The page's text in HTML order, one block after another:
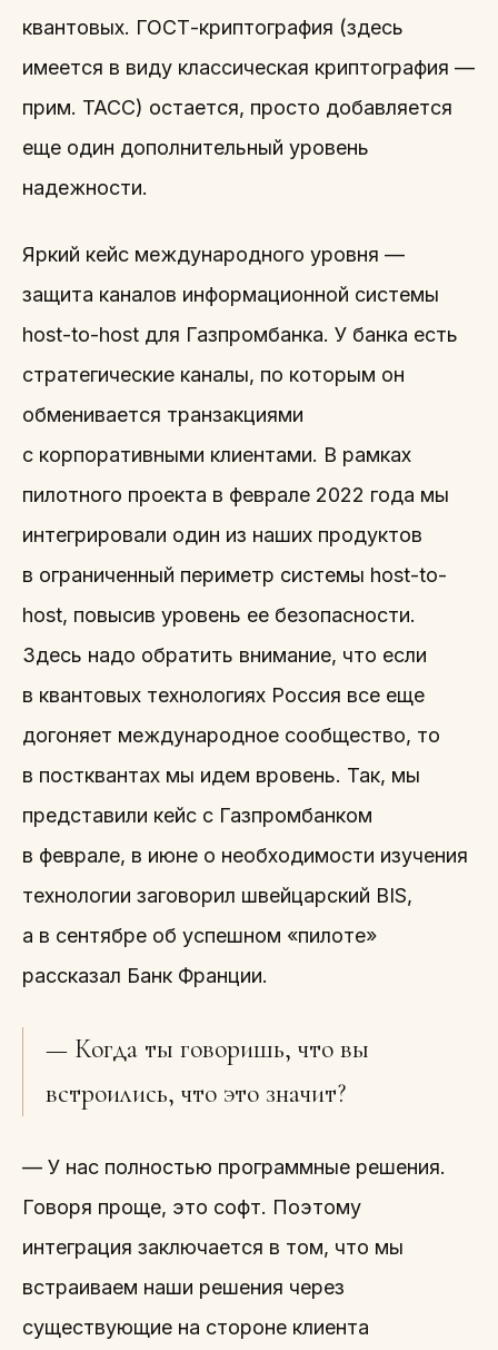
квантовых. ГОСТ-криптография (здесь
имеется в виду классическая криптография —
прим. ТАСС) остается, просто добавляется
еще один дополнительный уровень
надежности.
Яркий кейс международного уровня —
защита каналов информационной системы
host-to-host для Газпромбанка. У банка есть
стратегические каналы, по которым он
обменивается транзакциями
с корпоративными клиентами. В рамках
пилотного проекта в феврале 2022 года мы
интегрировали один из наших продуктов
в ограниченный периметр системы host-to-
host, повысив уровень ее безопасности.
Здесь надо обратить внимание, что если
в квантовых технологиях Россия все еще
догоняет международное сообщество, то
в постквантах мы идем вровень. Так, мы
представили кейс с Газпромбанком
в феврале, в июне о необходимости изучения
технологии заговорил швейцарский BIS,
а в сентябре об успешном «пилоте»
рассказал Банк Франции.
— Когда ты говоришь, что вы
встроились, что это значит?
— У нас полностью программные решения.
Говоря проще, это софт. Поэтому
интеграция заключается в том, что мы
встраиваем наши решения через
существующие на стороне клиента